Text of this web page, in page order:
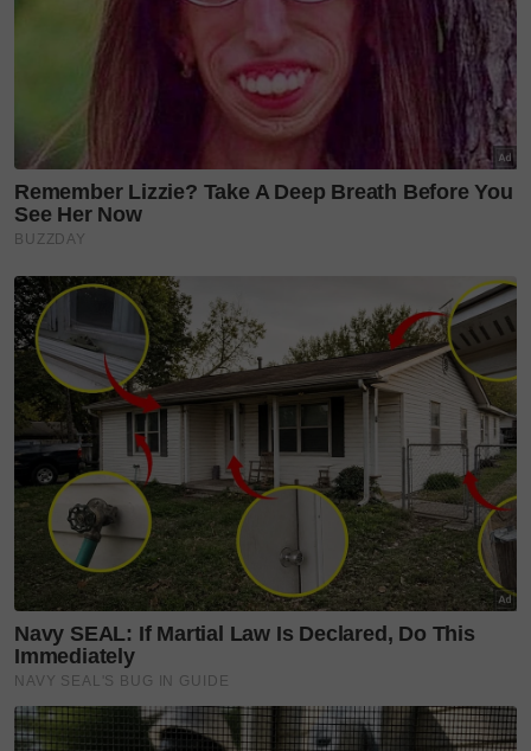
kebahagiaan sehingga ke syurga, aamin.
Sumber dan diolah daripada:Nona ,Instagram
Luahan itu dilontarkan oleh pemilik restoran Kueh
kepada SinarPlus dan rakan media yang lain ketika
memenuhi jemputan rumah terbuka Kueh baru-baru
ini bertempat di cawangan terbaharu kafe
berkenaan yang terletak di Petaling Jaya, Selangor.
Nak tahu apa pula reaksi sang primadona, jom
tonton video ini
#errafazira #mre #selebriti #sinarplus
#lifestylesinarharian" />
Layari portal SinarPlus untuk info terkini dan bermanfaat!
Jangan lupa follow kami diFacebook,Instagram,Threads
Twitter,YouTube
untuk info dan kisah penuh inspirasi
Jangan lupa dapatkan promosi istimewaMAKANAN